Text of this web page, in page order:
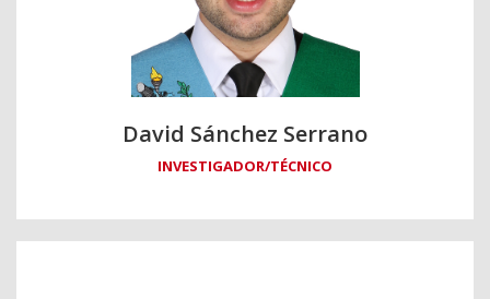
David Sánchez Serrano
INVESTIGADOR/TÉCNICO